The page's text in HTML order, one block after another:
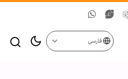
فارسی